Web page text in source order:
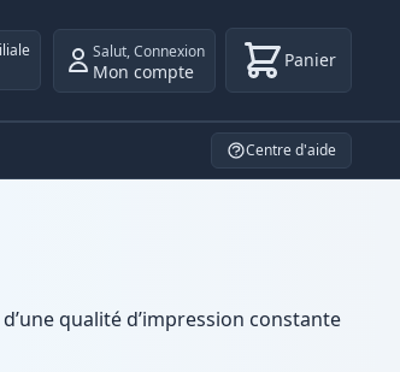
Salut,Connexion
Mon compte Panier
Centre d'aide
qualité d’impression constante